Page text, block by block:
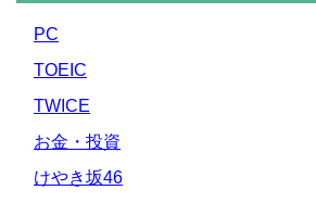
PC
TOEIC
TWICE
お金・投資
けやき坂46